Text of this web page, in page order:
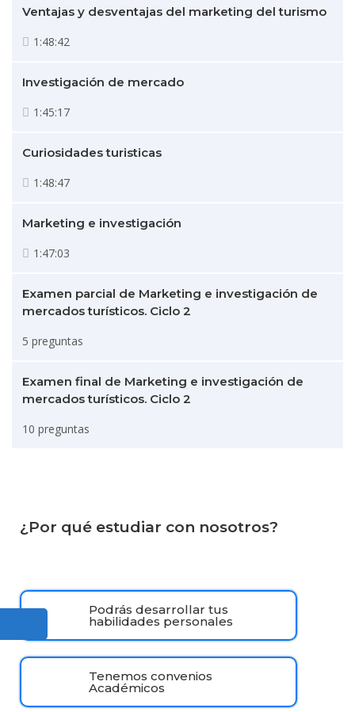
Ventajas y desventajas del marketing del turismo
1:48:42
Investigación de mercado
1:45:17
Curiosidades turisticas
1:48:47
Marketing e investigación
1:47:03
Examen parcial de Marketing e investigación de
mercados turísticos. Ciclo 2
5 preguntas
Examen final de Marketing e investigación de
mercados turísticos. Ciclo 2
10 preguntas
¿Por qué estudiar con nosotros?
Podrás desarrollar tus
habilidades personales
Tenemos convenios
Académicos